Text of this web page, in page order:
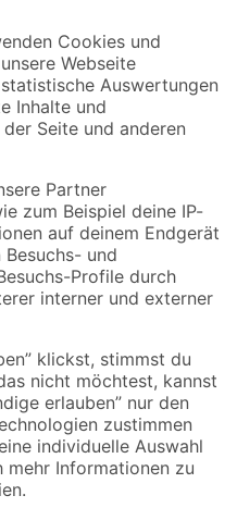
Aktionen mehr verpassen!